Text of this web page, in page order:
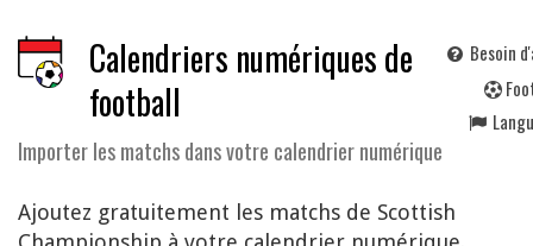
Calendriers numériques de
football
Importer les matchs dans votre calendrier numérique
Besoin
F
Ajoutez gratuitement les matchs de Scottish